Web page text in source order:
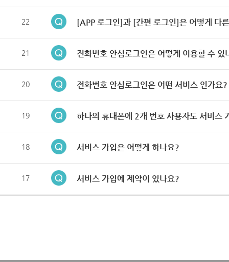
22 [APP 로그인]과 [간편 로그인]은 어떻게 다
21 전화번호 안심로그인은 어떻게 이용할 수 있
20 전화번호 안심로그인은 어떤 서비스 인가요?
19 하나의 휴대폰에 2개 번호 사용자도 서비스
18 서비스 가입은 어떻게 하나요?
17 서비스 가입에 제약이 있나요?